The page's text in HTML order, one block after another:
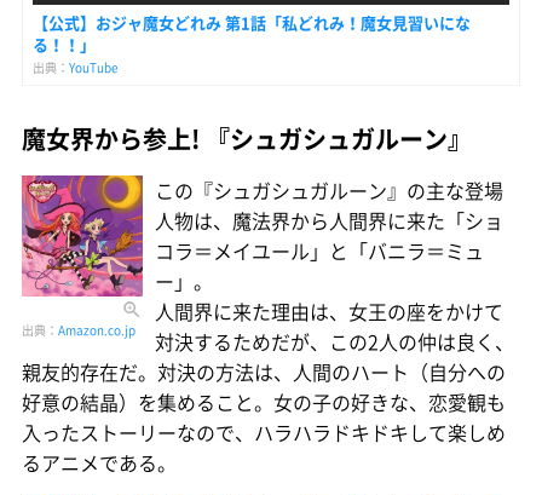
【公式】おジャ魔女どれみ 第1話「私どれみ！魔女見習いにな
る！！」
出典： YouTube
魔女界から参上! 『シュガシュガルーン』
出典： Amazon.co.jp
この『シュガシュガルーン』の主な登場
人物は、魔法界から人間界に来た「ショ
コラ＝メイユール」と「バニラ＝ミュ
ー」。
人間界に来た理由は、女王の座をかけて
対決するためだが、この2人の仲は良く、
親友的存在だ。対決の方法は、人間のハート（自分への
好意の結晶）を集めること。女の子の好きな、恋愛観も
入ったストーリーなので、ハラハラドキドキして楽しめ
るアニメである。